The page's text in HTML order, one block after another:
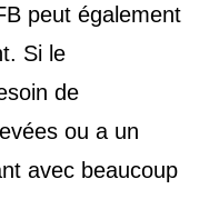
peut également
Si le
de
ou a un
avec beaucoup